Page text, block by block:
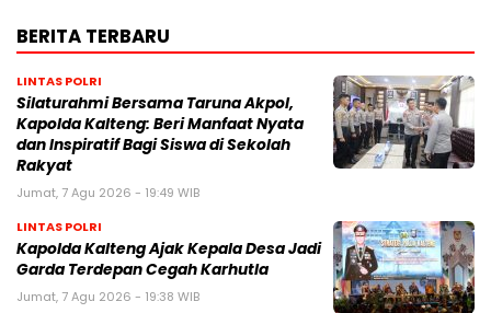
BERITA TERBARU
LINTAS POLRI
Silaturahmi Bersama Taruna Akpol,
Kapolda Kalteng: Beri Manfaat Nyata
dan Inspiratif Bagi Siswa di Sekolah
Rakyat
Jumat, 7 Agu 2026 - 19:49 WIB
LINTAS POLRI
Kapolda Kalteng Ajak Kepala Desa Jadi
Garda Terdepan Cegah Karhutla
Jumat, 7 Agu 2026 - 19:38 WIB